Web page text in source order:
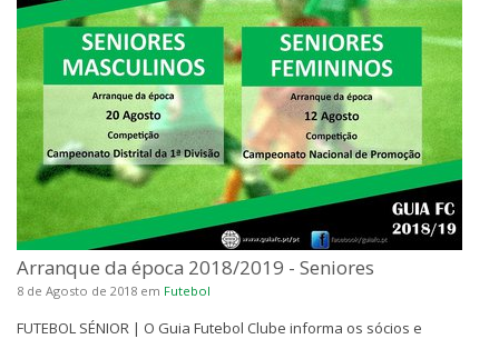
Arranque da época 2018/2019 - Seniores
8 de Agosto de 2018 em Futebol
FUTEBOL SÉNIOR | O Guia Futebol Clube informa os sócios e